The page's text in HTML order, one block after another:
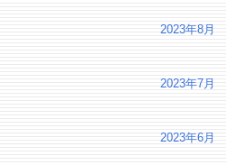
2023年8月
2023年7月
2023年6月